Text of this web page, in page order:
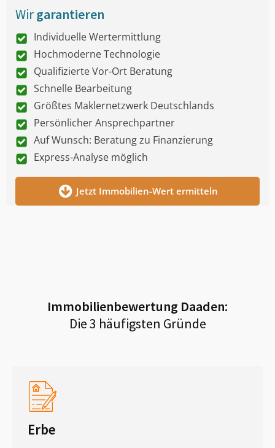
Wirgarantieren
Individuelle Wertermittlung
Hochmoderne Technologie
Qualifizierte Vor-Ort Beratung
Schnelle Bearbeitung
Größtes Maklernetzwerk Deutschlands
Persönlicher Ansprechpartner
Auf Wunsch: Beratung zu Finanzierung
Express-Analyse möglich
Jetzt Immobilien-Wert ermitteln
Immobilienbewertung Daaden:
Die 3 häufigsten Gründe
Erbe